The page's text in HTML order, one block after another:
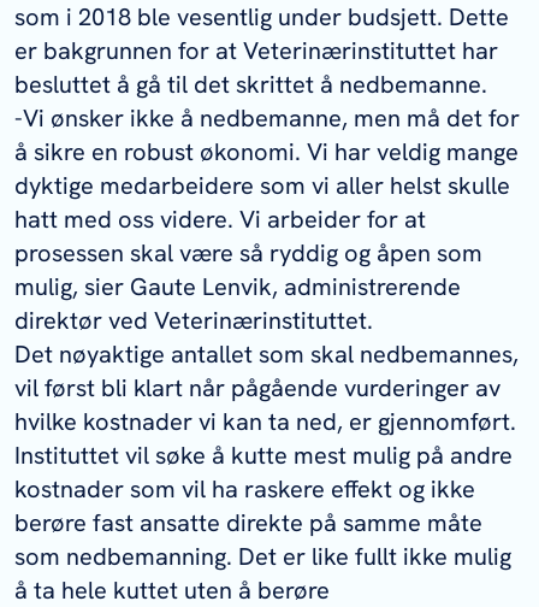
som i 2018 ble vesentlig under budsjett. Dette
er bakgrunnen for at Veterinærinstituttet har
besluttet å gå til det skrittet å nedbemanne.
-Vi ønsker ikke å nedbemanne, men må det for
å sikre en robust økonomi. Vi har veldig mange
dyktige medarbeidere som vi aller helst skulle
hatt med oss videre. Vi arbeider for at
prosessen skal være så ryddig og åpen som
mulig, sier Gaute Lenvik, administrerende
direktør ved Veterinærinstituttet.
Det nøyaktige antallet som skal nedbemannes,
vil først bli klart når pågående vurderinger av
hvilke kostnader vi kan ta ned, er gjennomført.
Instituttet vil søke å kutte mest mulig på andre
kostnader som vil ha raskere effekt og ikke
berøre fast ansatte direkte på samme måte
som nedbemanning. Det er like fullt ikke mulig
å ta hele kuttet uten å berøre